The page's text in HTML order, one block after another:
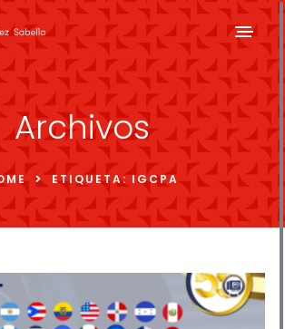
Archivos
ETIQUETA:IGCPA